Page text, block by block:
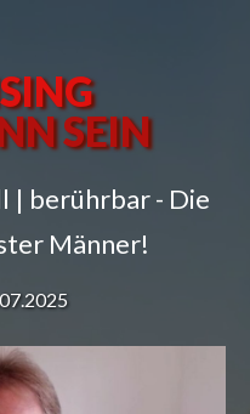
SEIN
| berührbar - Die
Männer!